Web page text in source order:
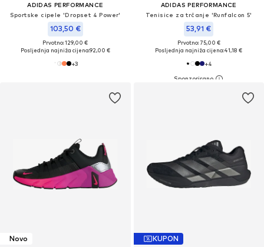
ADIDAS PERFORMANCE
Sportske cipele 'Dropset 4 Power'
103,50 €
Prvotno: 129,00 €
Posljednja najniža cijena:92,00 €
+3
ADIDAS PERFORMANCE
Tenisice za trčanje 'Runfalcon 5'
53,91 €
Prvotno: 75,00 €
Posljednja najniža cijena:41,18 €
+4
Novo KUPON